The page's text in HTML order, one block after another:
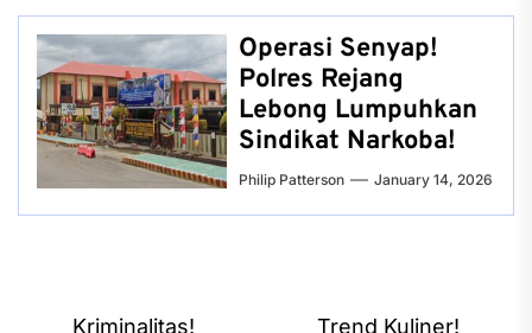
Operasi Senyap!
Polres Rejang
Lebong Lumpuhkan
Sindikat Narkoba!
Philip Patterson January 14, 2026
Kriminalitas! Trend Kuliner!